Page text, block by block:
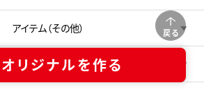
戻る
オリジナルを作る
アイテム（その他）
新着アイテム